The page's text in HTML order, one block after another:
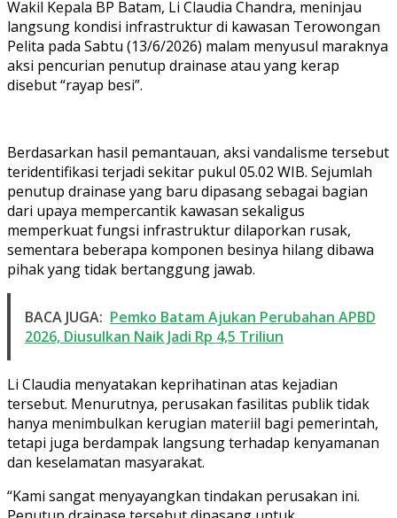
Wakil Kepala BP Batam, Li Claudia Chandra, meninjau
langsung kondisi infrastruktur di kawasan Terowongan
Pelita pada Sabtu (13/6/2026) malam menyusul maraknya
aksi pencurian penutup drainase atau yang kerap
disebut “rayap besi”.
Berdasarkan hasil pemantauan, aksi vandalisme tersebut
teridentifikasi terjadi sekitar pukul 05.02 WIB. Sejumlah
penutup drainase yang baru dipasang sebagai bagian
dari upaya mempercantik kawasan sekaligus
memperkuat fungsi infrastruktur dilaporkan rusak,
sementara beberapa komponen besinya hilang dibawa
pihak yang tidak bertanggung jawab.
BACA JUGA: Pemko Batam Ajukan Perubahan APBD
2026, Diusulkan Naik Jadi Rp 4,5 Triliun
Li Claudia menyatakan keprihatinan atas kejadian
tersebut. Menurutnya, perusakan fasilitas publik tidak
hanya menimbulkan kerugian materiil bagi pemerintah,
tetapi juga berdampak langsung terhadap kenyamanan
dan keselamatan masyarakat.
“Kami sangat menyayangkan tindakan perusakan ini.